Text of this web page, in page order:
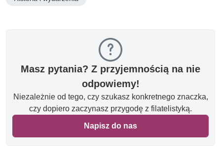
Masz pytania? Z przyjemnością na nie
odpowiemy!
Niezależnie od tego, czy szukasz konkretnego znaczka,
czy dopiero zaczynasz przygodę z filatelistyką.
Napisz do nas